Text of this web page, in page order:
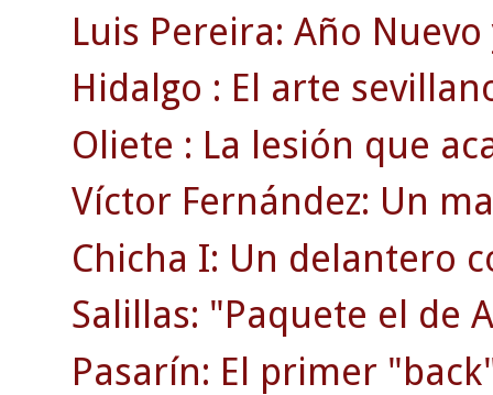
Luis Pereira: Año
Hidalgo : El arte
Oliete : La lesión que
Víctor Fernández: Un
Chicha I: Un delantero
Salillas: "Paquete el de
Pasarín: El primer